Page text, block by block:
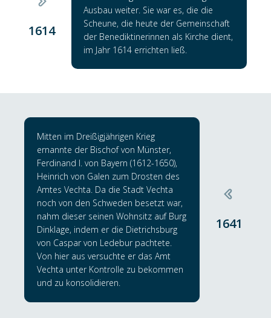
1614
Ausbau weiter. Sie war es, die die
Scheune, die heute der Gemeinschaft
der Benediktinerinnen als Kirche dient,
im Jahr 1614 errichten ließ.
Mitten im Dreißigjährigen Krieg
ernannte der Bischof von Münster,
Ferdinand I. von Bayern (1612-1650),
Heinrich von Galen zum Drosten des
Amtes Vechta. Da die Stadt Vechta
noch von den Schweden besetzt war,
nahm dieser seinen Wohnsitz auf Burg
Dinklage, indem er die Dietrichsburg
von Caspar von Ledebur pachtete.
Von hier aus versuchte er das Amt
Vechta unter Kontrolle zu bekommen
und zu konsolidieren.
1641